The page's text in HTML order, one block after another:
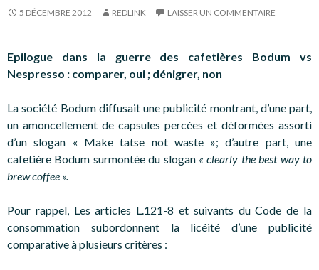
5 DÉCEMBRE 2012 REDLINK LAISSER UN COMMENTAIRE
Epilogue dans la guerre des cafetières Bodum vs
Nespresso : comparer, oui ; dénigrer, non
La société Bodum diffusait une publicité montrant, d’une part,
un amoncellement de capsules percées et déformées assorti
d’un slogan « Make tatse not waste »; d’autre part, une
cafetière Bodum surmontée du slogan « clearly the best way to
brew coffee ».
Pour rappel, Les articles L.121-8 et suivants du Code de la
consommation subordonnent la licéité d’une publicité
comparative à plusieurs critères :